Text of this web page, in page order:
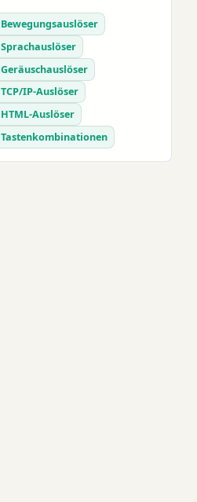
Bewegungsauslöser
Sprachauslöser
Geräuschauslöser
TCP/IP-Auslöser
HTML-Auslöser
Tastenkombinationen